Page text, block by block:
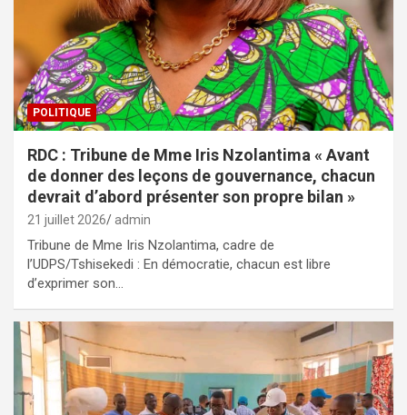
POLITIQUE
RDC : Tribune de Mme Iris Nzolantima « Avant
de donner des leçons de gouvernance, chacun
devrait d’abord présenter son propre bilan »
21 juillet 2026 admin
Tribune de Mme Iris Nzolantima, cadre de
l’UDPS/Tshisekedi : En démocratie, chacun est libre
d’exprimer son…